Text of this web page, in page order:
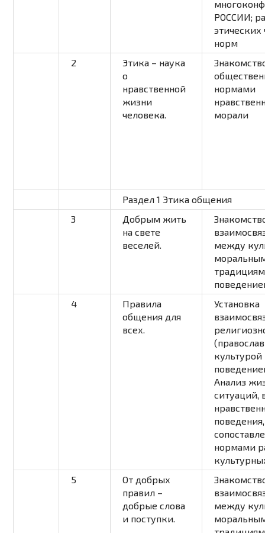
РОССИИ;
этических
норм
2
Этика – наука
о
нравственной
жизни
человека.
нормами
морали
Раздел 1 Этика общения
3
Добрым жить
на свете
веселей.
между
4
Правила
общения для
всех.
Установка
культурой
Анализ
ситуаций,
поведения,
нормами
5
От добрых
правил –
добрые слова
и поступки.
между